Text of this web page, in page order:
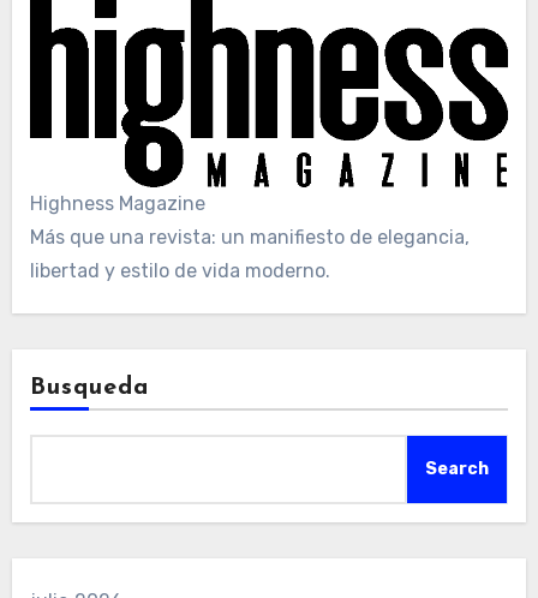
Highness Magazine
Más que una revista: un manifiesto de elegancia,
libertad y estilo de vida moderno.
Busqueda
Search